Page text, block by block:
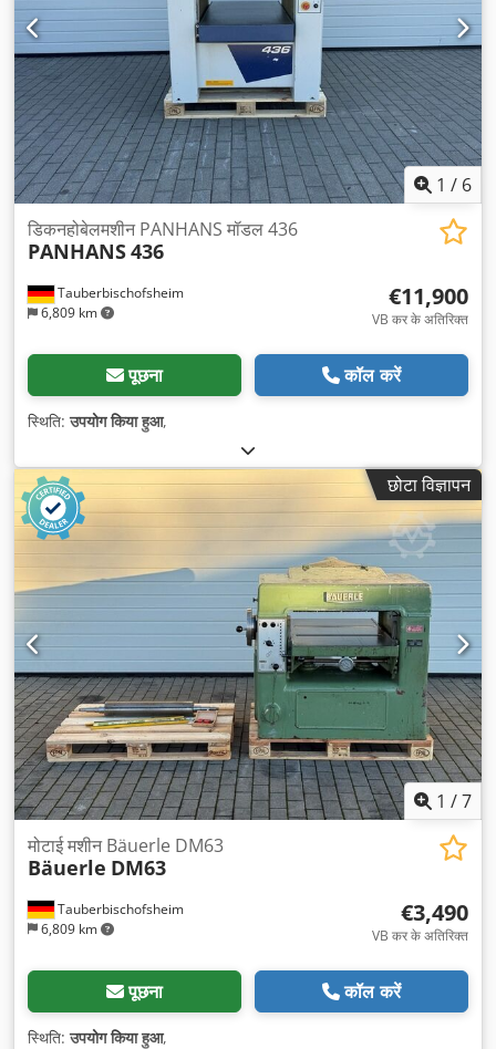
1 / 6
Tauberbischofsheim
6,809 km
डिकनहोबेलमशीन PANHANS मॉडल 436
PANHANS436
€11,900
VB कर के अतिरिक्त
पूछना कॉल करें
स्थिति:उपयोग किया हुआ,
छोटा विज्ञापन
1 /7
Tauberbischofsheim
6,809 km
मोटाई मशीन Bäuerle DM63
Bäuerle DM63
€3,490
VB कर के अतिरिक्त
पूछना कॉल करें
स्थिति:उपयोग किया हुआ,